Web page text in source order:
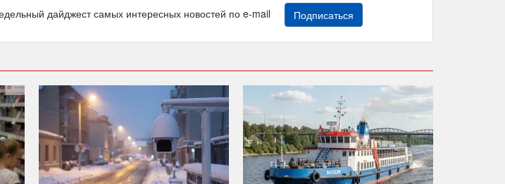
дайджест самых интересных новостей по e-mail Подписаться